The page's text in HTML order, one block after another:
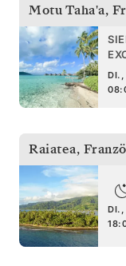
Motu Taha'a,
DI.,
Raiatea,
DI.,